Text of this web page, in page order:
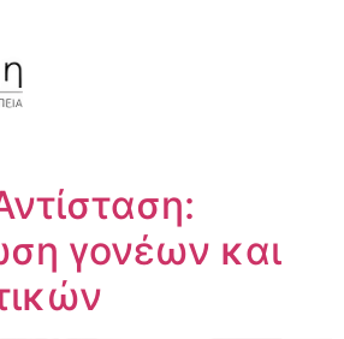
γονέων και